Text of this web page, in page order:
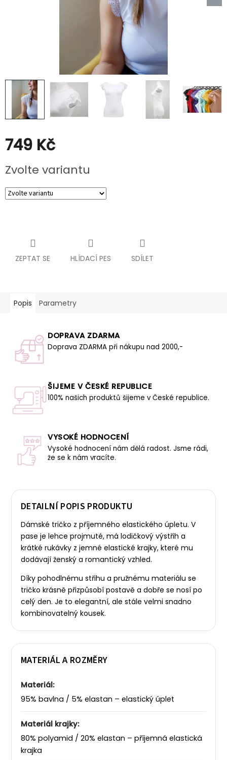
749 Kč
cena:
Zvolte variantu
ZEPTAT SE HLÍDACÍ PES SDÍLET
Popis Parametry
DOPRAVA ZDARMA
Doprava ZDARMA při nákupu nad 2000,-
ŠIJEME V ČESKÉ REPUBLICE
100% našich produktů šijeme v České republice.
VYSOKÉ HODNOCENÍ
Vysoké hodnocení nám dělá radost. Jsme rádi,
že se k nám vracíte.
DETAILNÍ POPIS PRODUKTU
Dámské tričko z příjemného elastického úpletu. V
pase je lehce projmuté, má lodičkový výstřih a
krátké rukávky z jemné elastické krajky, které mu
dodávají ženský a romantický vzhled.
Díky pohodlnému střihu a pružnému materiálu se
tričko krásně přizpůsobí postavě a dobře se nosí po
celý den. Je to elegantní, ale stále velmi snadno
kombinovatelný kousek.
MATERIÁL A ROZMĚRY
Materiál:
95% bavlna / 5% elastan – elastický úplet
Materiál krajky:
80% polyamid / 20% elastan – příjemná elastická
krajka